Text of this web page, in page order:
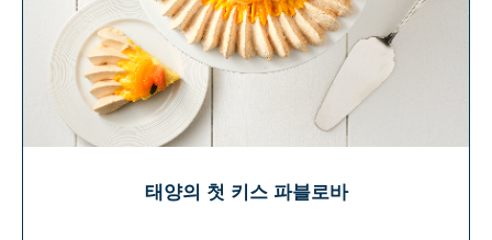
태양의 첫 키스 파블로바